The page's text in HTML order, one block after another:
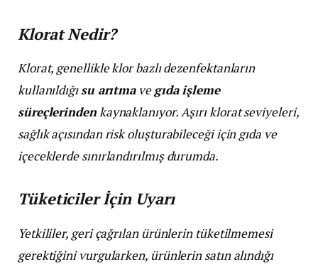
Klorat Nedir?
Klorat, genellikle klor bazlı dezenfektanların
kullanıldığısu arıtmavegıda işleme
süreçlerindenkaynaklanıyor. Aşırı klorat seviyeleri,
sağlık açısından risk oluşturabileceği için gıda ve
içeceklerde sınırlandırılmış durumda.
Tüketiciler İçin Uyarı
Yetkililer, geri çağrılan ürünlerin tüketilmemesi
gerektiğini vurgularken, ürünlerin satın alındığı